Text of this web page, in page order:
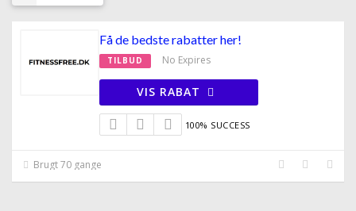
Få de bedste rabatter her!
TILBUD No Expires
VIS RABAT
100% SUCCESS
Brugt 70 gange